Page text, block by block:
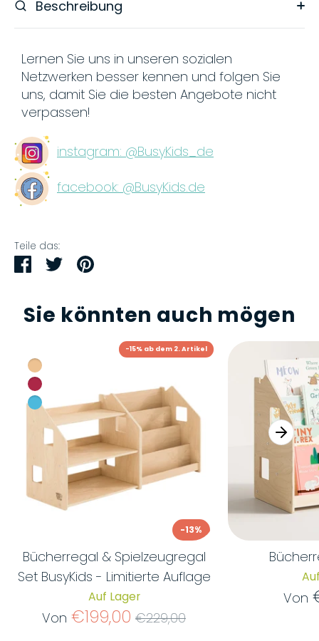
Beschreibung
Lernen Sie uns in unseren sozialen
Netzwerken besser kennen und folgen Sie
uns, damit Sie die besten Angebote nicht
verpassen!
instagram: @BusyKids_de
facebook: @BusyKids.de
Teile das:
TeilenTwitternPinnen
Sie könnten auch mögen
-13%
Bücherregal & Spielzeugregal
Set BusyKids - Limitierte Auflage
Auf Lager
Von €199,00 Normaler
€229,00
-15% ab dem 2. Artikel
Von